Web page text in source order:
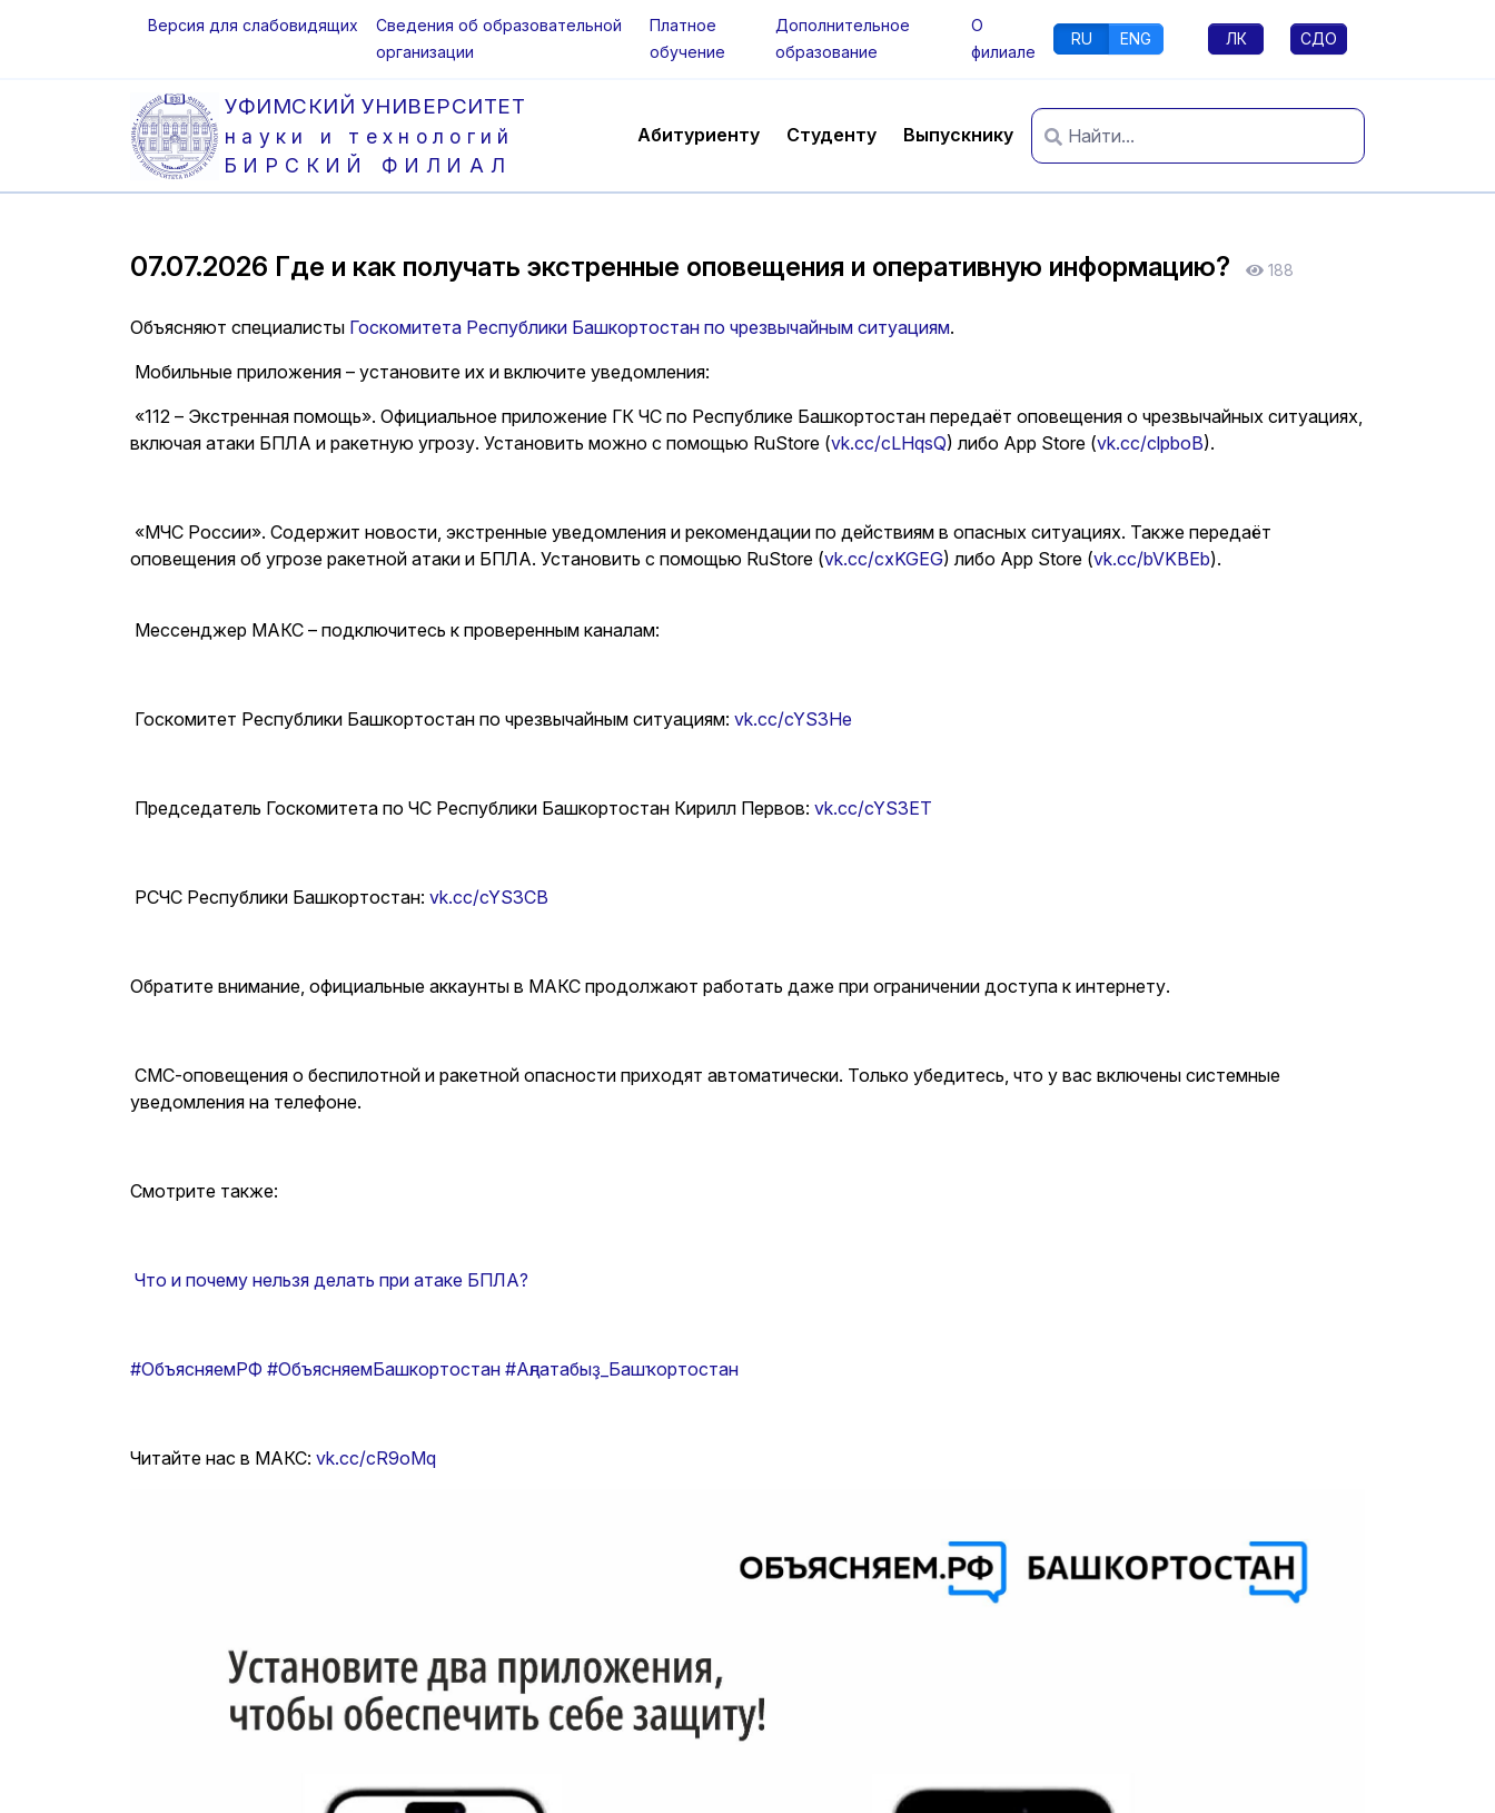
Версия для слабовидящих
Сведения об образовательной
организации
Платное
обучение
Дополнительное
образование
О
филиале
RU ENG ЛК СДО
УФИМСКИЙ УНИВЕРСИТЕТ
науки и технологий
БИРСКИЙ ФИЛИАЛ
Абитуриенту Студенту Выпускнику
07.07.2026 Где и как получать экстренные оповещения и оперативную информацию? 188
Объясняют специалисты Госкомитета Республики Башкортостан по чрезвычайным ситуациям.
Мобильные приложения – установите их и включите уведомления:
«112 – Экстренная помощь». Официальное приложение ГК ЧС по Республике Башкортостан передаёт оповещения о чрезвычайных ситуациях,
включая атаки БПЛА и ракетную угрозу. Установить можно с помощью RuStore (vk.cc/cLHqsQ) либо App Store (vk.cc/clpboB).
«МЧС России». Содержит новости, экстренные уведомления и рекомендации по действиям в опасных ситуациях. Также передаёт
оповещения об угрозе ракетной атаки и БПЛА. Установить с помощью RuStore (vk.cc/cxKGEG) либо App Store (vk.cc/bVKBEb).
Мессенджер МАКС – подключитесь к проверенным каналам:
Госкомитет Республики Башкортостан по чрезвычайным ситуациям: vk.cc/cYS3He
Председатель Госкомитета по ЧС Республики Башкортостан Кирилл Первов: vk.cc/cYS3ET
РСЧС Республики Башкортостан: vk.cc/cYS3CB
Обратите внимание, официальные аккаунты в МАКС продолжают работать даже при ограничении доступа к интернету.
СМС-оповещения о беспилотной и ракетной опасности приходят автоматически. Только убедитесь, что у вас включены системные
уведомления на телефоне.
Смотрите также:
Что и почему нельзя делать при атаке БПЛА?
#ОбъясняемРФ #ОбъясняемБашкортостан #Аңлатабыҙ_Башҡортостан
Читайте нас в МАКС: vk.cc/cR9oMq